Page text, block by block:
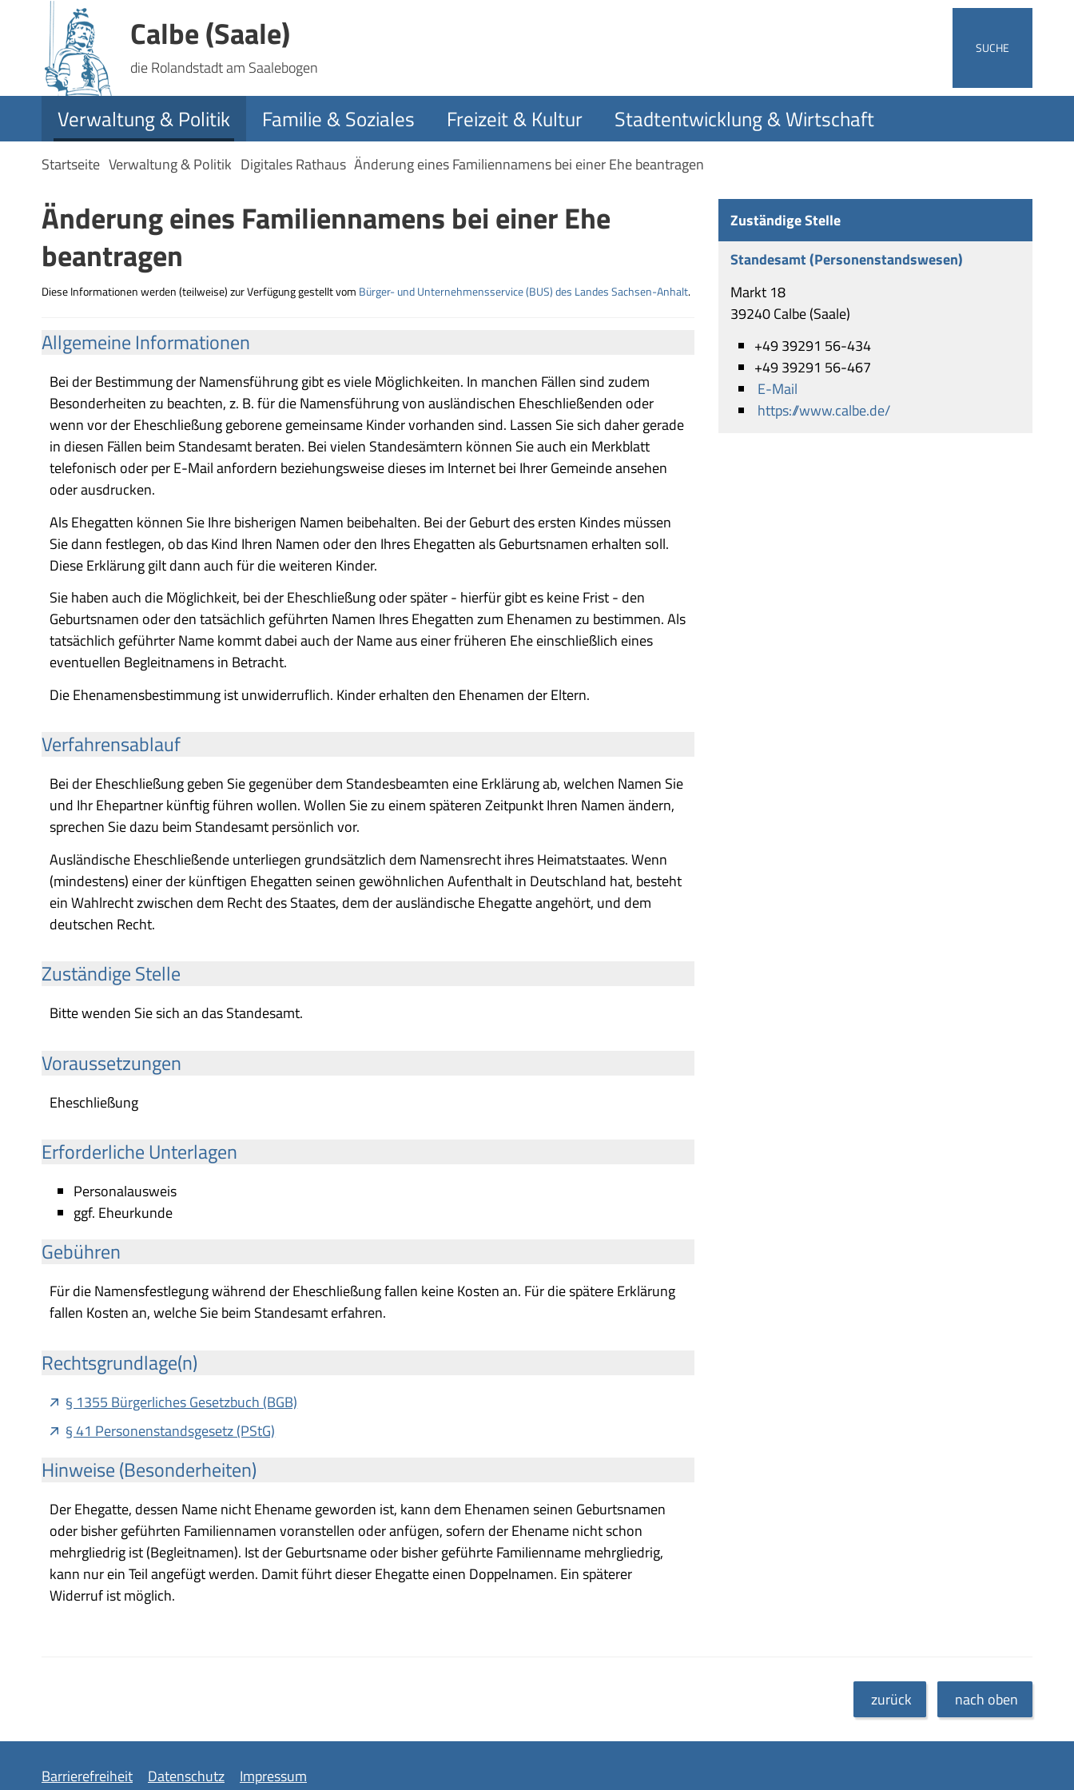
Calbe (Saale)
die Rolandstadt am Saalebogen
SUCHE
Verwaltung & Politik Familie & Soziales Freizeit & Kultur Stadtentwicklung & Wirtschaft
Startseite Verwaltung & Politik Digitales Rathaus Änderung eines Familiennamens bei einer Ehe beantragen
Änderung eines Familiennamens bei einer Ehe
beantragen
Diese Informationen werden (teilweise) zur Verfügung gestellt vom Bürger- und Unternehmensservice (BUS) des Landes Sachsen-Anhalt.
Allgemeine Informationen
Bei der Bestimmung der Namensführung gibt es viele Möglichkeiten. In manchen Fällen sind zudem
Besonderheiten zu beachten, z. B. für die Namensführung von ausländischen Eheschließenden oder
wenn vor der Eheschließung geborene gemeinsame Kinder vorhanden sind. Lassen Sie sich daher gerade
in diesen Fällen beim Standesamt beraten. Bei vielen Standesämtern können Sie auch ein Merkblatt
telefonisch oder per E-Mail anfordern beziehungsweise dieses im Internet bei Ihrer Gemeinde ansehen
oder ausdrucken.
Als Ehegatten können Sie Ihre bisherigen Namen beibehalten. Bei der Geburt des ersten Kindes müssen
Sie dann festlegen, ob das Kind Ihren Namen oder den Ihres Ehegatten als Geburtsnamen erhalten soll.
Diese Erklärung gilt dann auch für die weiteren Kinder.
Sie haben auch die Möglichkeit, bei der Eheschließung oder später - hierfür gibt es keine Frist - den
Geburtsnamen oder den tatsächlich geführten Namen Ihres Ehegatten zum Ehenamen zu bestimmen. Als
tatsächlich geführter Name kommt dabei auch der Name aus einer früheren Ehe einschließlich eines
eventuellen Begleitnamens in Betracht.
Die Ehenamensbestimmung ist unwiderruflich. Kinder erhalten den Ehenamen der Eltern.
Verfahrensablauf
Bei der Eheschließung geben Sie gegenüber dem Standesbeamten eine Erklärung ab, welchen Namen Sie
und Ihr Ehepartner künftig führen wollen. Wollen Sie zu einem späteren Zeitpunkt Ihren Namen ändern,
sprechen Sie dazu beim Standesamt persönlich vor.
Ausländische Eheschließende unterliegen grundsätzlich dem Namensrecht ihres Heimatstaates. Wenn
(mindestens) einer der künftigen Ehegatten seinen gewöhnlichen Aufenthalt in Deutschland hat, besteht
ein Wahlrecht zwischen dem Recht des Staates, dem der ausländische Ehegatte angehört, und dem
deutschen Recht.
Zuständige Stelle
Bitte wenden Sie sich an das Standesamt.
Voraussetzungen
Eheschließung
Erforderliche Unterlagen
Personalausweis
ggf. Eheurkunde
Gebühren
Für die Namensfestlegung während der Eheschließung fallen keine Kosten an. Für die spätere Erklärung
fallen Kosten an, welche Sie beim Standesamt erfahren.
Rechtsgrundlage(n)
§ 1355 Bürgerliches Gesetzbuch (BGB)
§ 41 Personenstandsgesetz (PStG)
Hinweise (Besonderheiten)
Der Ehegatte, dessen Name nicht Ehename geworden ist, kann dem Ehenamen seinen Geburtsnamen
oder bisher geführten Familiennamen voranstellen oder anfügen, sofern der Ehename nicht schon
mehrgliedrig ist (Begleitnamen). Ist der Geburtsname oder bisher geführte Familienname mehrgliedrig,
kann nur ein Teil angefügt werden. Damit führt dieser Ehegatte einen Doppelnamen. Ein späterer
Widerruf ist möglich.
Zuständige Stelle
Standesamt (Personenstandswesen)
Markt 18
39240 Calbe (Saale)
+49 39291 56-434
+49 39291 56-467
E-Mail
https://www.calbe.de/
zurück nach oben
Barrierefreiheit Datenschutz Impressum